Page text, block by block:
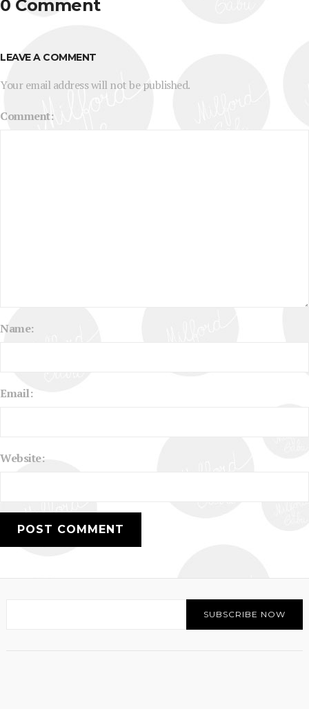
0 Comment
LEAVE A COMMENT
Your email address will not be published.
Comment:
Name:
Email:
Website: